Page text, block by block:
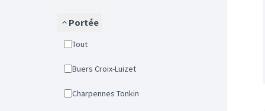
Portée
Tout
Buers Croix-Luizet
Charpennes Tonkin